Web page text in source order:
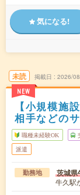
気になる!
未読
NEW
掲載日 2026/
【小規模施
相手などの
職種未経験OK
派遣
勤務地 茨城県
牛久駅